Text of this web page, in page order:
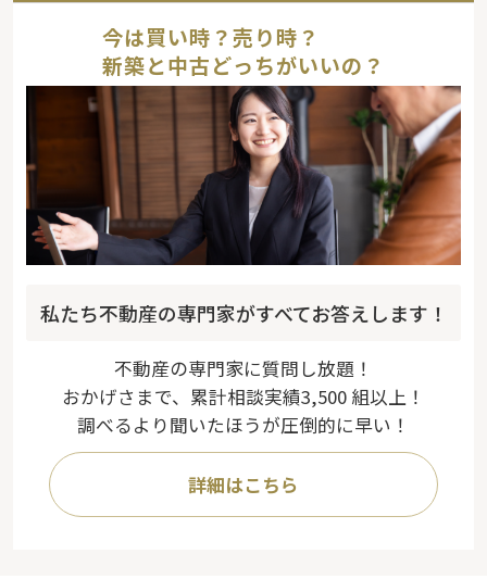
今は買い時？売り時？
新築と中古どっちがいいの？
私たち不動産の専門家がすべてお答えします！
不動産の専門家に質問し放題！
おかげさまで、累計相談実績3,500 組以上！
調べるより聞いたほうが圧倒的に早い！
詳細はこちら